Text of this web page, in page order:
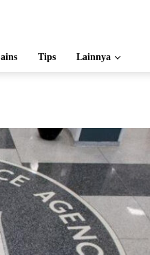
Tips Lainnya